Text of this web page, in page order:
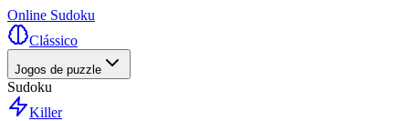
Online Sudoku
Clássico
Jogos de puzzle
Sudoku
Killer